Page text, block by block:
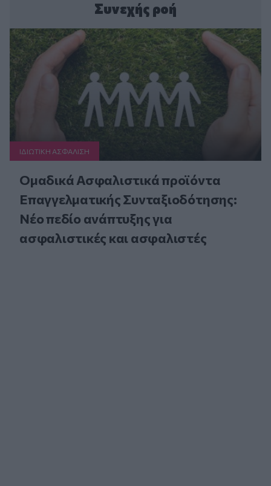
Συνεχής ροή
ΙΔΙΩΤΙΚΗ ΑΣΦAΛΙΣΗ
Ομαδικά Ασφαλιστικά προϊόντα
Επαγγελματικής Συνταξιοδότησης:
Νέο πεδίο ανάπτυξης για
ασφαλιστικές και ασφαλιστές